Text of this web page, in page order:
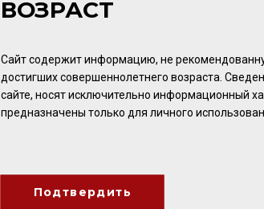
Насыщенный, с
меда в длительном
ВОЗРАСТ
Сайт содержит информацию, не
достигших совершеннолетнего возраста.
сайте, носят исключительно информационный
предназначены только для личного
Подтвердить